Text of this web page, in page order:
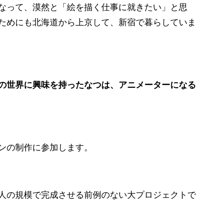
って、漠然と「絵を描く仕事に就きたい」と思
めにも北海道から上京して、新宿で暮らしていま
世界に興味を持ったなつは、アニメーターになる
の制作に参加します。
の規模で完成させる前例のない大プロジェクトで